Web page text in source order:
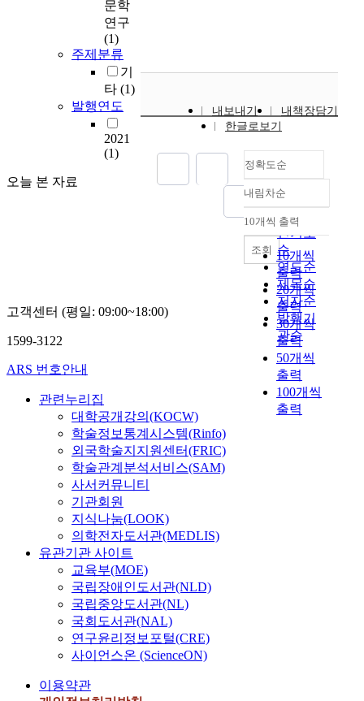
문학
연구
(1)
주제분류
기
타 (1)
발행연도
2021
(1)
오늘 본 자료
e
a
내보내기
내책장담기
한글로보기
정확도순
정확도
순
인기도
순
연도순
제목순
저자순
발행기
관순
내림차순
내림차순
10개씩 출력
10개씩
출력
20개씩
출력
30개씩
출력
50개씩
출력
100개씩
출력
조회
고객센터 (평일: 09:00~18:00)
1599-3122
ARS 번호안내
관련누리집
대학공개강의(KOCW)
학술정보통계시스템(Rinfo)
외국학술지지원센터(FRIC)
학술관계분석서비스(SAM)
사서커뮤니티
기관회원
지식나눔(LOOK)
의학전자도서관(MEDLIS)
유관기관 사이트
교육부(MOE)
국립장애인도서관(NLD)
국립중앙도서관(NL)
국회도서관(NAL)
연구윤리정보포털(CRE)
사이언스온 (ScienceON)
이용약관